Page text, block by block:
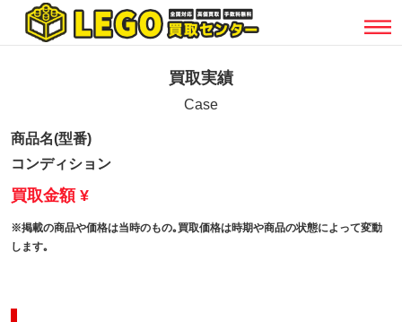
買取実績
Case
商品名(型番)
コンディション
買取金額 ¥
※掲載の商品や価格は当時のもの｡買取価格は時期や商品の状態によって変動
します｡